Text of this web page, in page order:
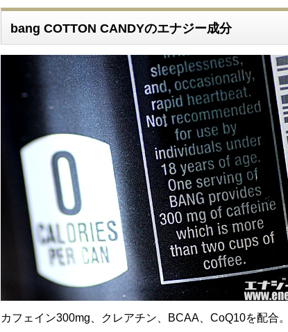
bang COTTON CANDYのエナジー成分
カフェイン300mg、クレアチン、BCAA、CoQ10を配合